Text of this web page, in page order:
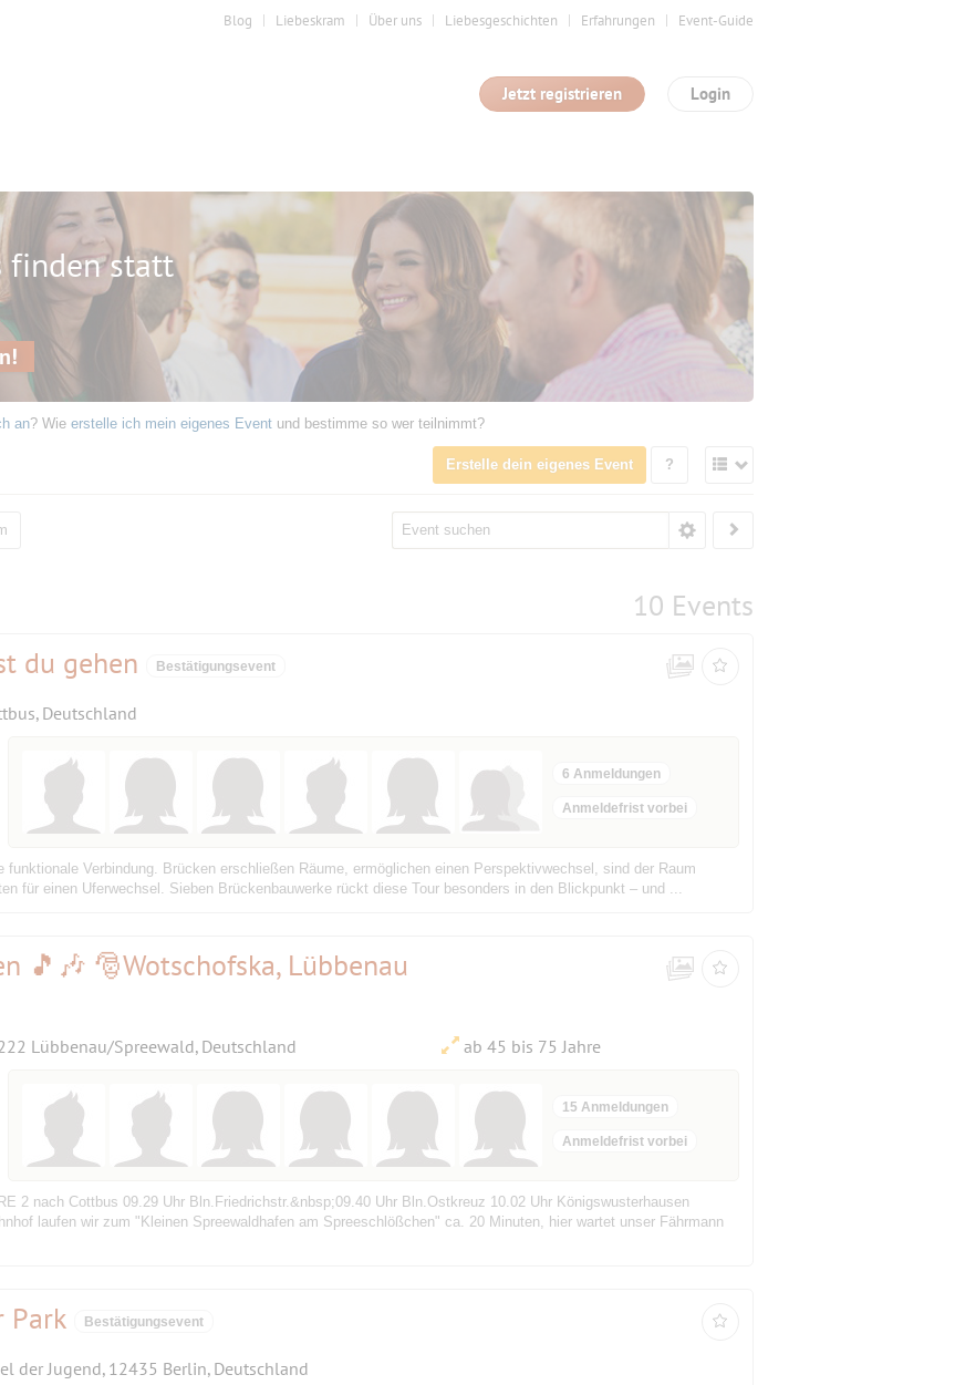
Blog Liebeskram Über uns Liebesgeschichten Erfahrungen Event-Guide
Login
Jetzt registrieren
finden statt
an? Wie erstelle ich mein eigenes Event und bestimme so wer teilnimmt?
Erstelle dein eigenes Event ?
10 Events
du gehen
Bestätigungsevent
Deutschland
6 Anmeldungen
Anmeldefrist vorbei
Verbindung. Brücken erschließen Räume, ermöglichen einen Perspektivwechsel, sind der Raum
für einen Uferwechsel. Sieben Brückenbauwerke rückt diese Tour besonders in den Blickpunkt – und ...
🎵🎶 🎅Wotschofska, Lübbenau
Lübbenau/Spreewald, Deutschland ab 45 bis 75 Jahre
15 Anmeldungen
Anmeldefrist vorbei
2 nach Cottbus 09.29 Uhr Bln.Friedrichstr.&nbsp;09.40 Uhr Bln.Ostkreuz 10.02 Uhr Königswusterhausen
laufen wir zum "Kleinen Spreewaldhafen am Spreeschlößchen" ca. 20 Minuten, hier wartet unser Fährmann
Park Bestätigungsevent
der Jugend, 12435 Berlin, Deutschland